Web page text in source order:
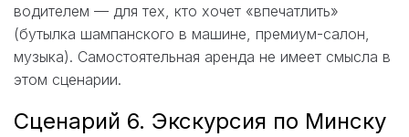
водителем — для тех, кто хочет «впечатлить»
(бутылка шампанского в машине, премиум-салон,
музыка). Самостоятельная аренда не имеет смысла в
этом сценарии.
Сценарий 6. Экскурсия по Минску